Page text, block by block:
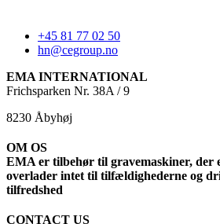
+45 81 77 02 50
hn@cegroup.no
EMA INTERNATIONAL
Frichsparken Nr. 38A / 9
8230 Åbyhøj
OM OS
EMA er tilbehør til gravemaskiner, der
overlader intet til tilfældighederne og
tilfredshed
CONTACT US